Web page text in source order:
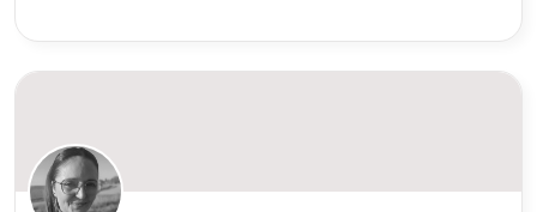
international) Validation du financement des
acquéreurs auprès de partenaires financiers
réseau Iad France et Iad Deutschland Inter agence